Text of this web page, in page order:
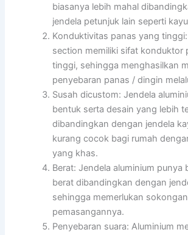
biasanya lebih mahal
jendela petunjuk lain seperti
Konduktivitas panas yang
section memiliki sifat konduktor
tinggi, sehingga menghasilkan
penyebaran panas / dingin
Susah dicustom: Jendela
bentuk serta desain yang lebih
dibandingkan dengan jendela
kurang cocok bagi rumah
yang khas.
Berat: Jendela aluminium punya
berat dibandingkan dengan
sehingga memerlukan
pemasangannya.
Penyebaran suara: Aluminium